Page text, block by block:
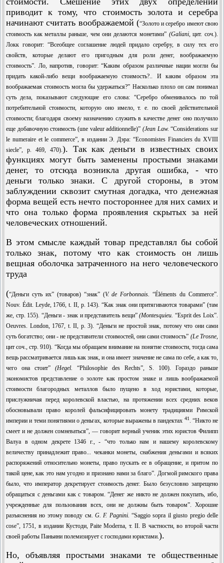
приводит к тому, что стоимость золота и серебра
начинают считать воображаемой (“Золото и серебро имеют свою
стоимость как металлы раньше, чем они делаются монетами” (Galiani,цит. соч.).
Локк говорит: “Всеобщее соглашение людей придало серебру, в силу тех его
свойств, которые делают его пригодным для роли денег, воображаемую
стоимость”. Ло, напротив, говорит: “Каким образом различные нации могли бы
придать какой-либо вещи воображаемую стоимость?.. И каким образом эта
воображаемая стоимость могла бы удержаться?” Насколько плохо он сам понимал
суть дела, показывают следующие его слова: “Серебро обменивалось по той
потреби­тельной стоимости, которую оно имело, т. е. по своей действительной
стоимости; бла­годаря своему назначению служить в качестве денег оно получило
еще добавочную стоимость (une valeur additionnelle)” (Jean Law. “Considerations sur
le numeraire et le commerce”, в издании Э. Дэра: “Economistes Financiers du XVIII
siecle”, p. 469, 470). ). Так как деньги в известных своих
функциях могут быть заменены простыми знаками
денег, то отсюда возникла другая ошибка, - что
деньги только знаки. С другой стороны, в этом
заблуждении сквозит смутная догадка, что денежная
форма вещей есть нечто постороннее для них самих и
что она только форма проявления скрытых за ней
человеческих отношений.
В этом смысле каждый товар представлял бы собой
только знак, потому что как стоимость он лишь
вещная оболочка затраченного на него человеческого
труда
(“Деньги суть их” (товаров) “знак” (V. de Forbonnais.“Éléments du Commerce”.
Nouv. Édit. Leyde, 1766, t. II, p. 143). “Как знак они притягиваются товарами” (там
же, стр. 155). “Деньги - знак и представитель вещи”(Montesquieu. “Esprit des Loix”.
Oeuvres. London, 1767, t. II, p. 3). “Деньги не простой знак, потому что они сами
суть богатство; они - не представители стоимостей, они сами стоимость” (Le Trosne,
цит соч., стр. 910). “Когда мы обращаем внимание на понятие стоимости, тогда сама
вещь рассматривается лишь как знак, и она имеет значение не сама по себе, а как то,
чего она стоит” (Hegel. “Philosophie des Rechts”, S. 100). Гораздо раньше
экономистов представление о золоте как простом знаке и лишь воображаемой
стоимости благород­ных металлов было пущено в ход юристами, которые,
прислужничая перед королевской властью, на протяжении всех средних веков
обосновывали право королей фальсифи­цировать монету традициями Римской
империи и теми понятиями о деньгах, которые выражены в пандектах 41. “Никто не
смеет и не должен сомневаться”, — говорит верный ученик этих юристов Филипп
Валуа в одном декрете 1346 г., - “что только нам и нашему королевскому
величеству принадлежит право... чеканки монеты, снаб­жения деньгами и всяких
распоряжений относительно монеты, право пускать ее в обращение, и притом по
такой цене, как это нам угодно и признано нами за благо”. Догмой римского права
было, что император декретирует стоимость денег. Было безусловно запрещено
обращаться с деньгами как с товаром. “Денег же никто не должен покупать, ибо,
учрежденные для пользования всех, они не должны быть товаром”. Хорошие
разъяснения но этому поводу см. G. F. Pagnini.“Saggio sopra il giusto pregio delle
cose”, 1751, в издании Кустоди, Paite Moderna, т. II. В частности, во второй части
своей работы Паньини полемизирует с господами юристами. ).
Но, объявляя простыми знаками те общественные